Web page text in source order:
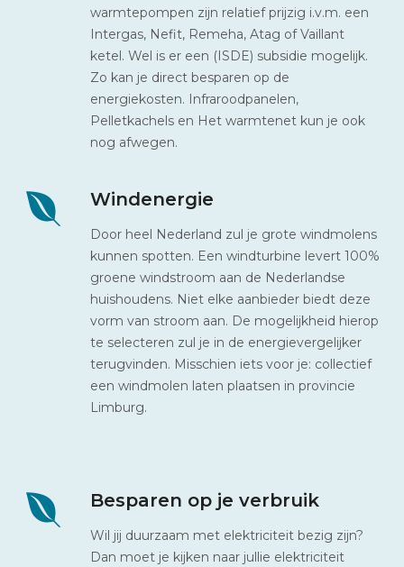
warmtepompen zijn relatief prijzig i.v.m. een
Intergas, Nefit, Remeha, Atag of Vaillant
ketel. Wel is er een (ISDE) subsidie mogelijk.
Zo kan je direct besparen op de
energiekosten. Infraroodpanelen,
Pelletkachels en Het warmtenet kun je ook
nog afwegen.
Windenergie
Door heel Nederland zul je grote windmolens
kunnen spotten. Een windturbine levert 100%
groene windstroom aan de Nederlandse
huishoudens. Niet elke aanbieder biedt deze
vorm van stroom aan. De mogelijkheid hierop
te selecteren zul je in de energievergelijker
terugvinden. Misschien iets voor je: collectief
een windmolen laten plaatsen in provincie
Limburg.
Besparen op je verbruik
Wil jij duurzaam met elektriciteit bezig zijn?
Dan moet je kijken naar jullie elektriciteit